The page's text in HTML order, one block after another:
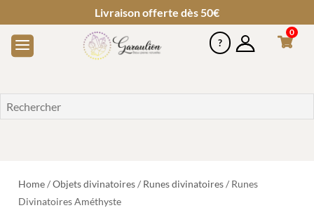
Livraison offerte dès 50€
0
Home/Objets divinatoires/ Runes divinatoires/ Runes
Divinatoires Améthyste